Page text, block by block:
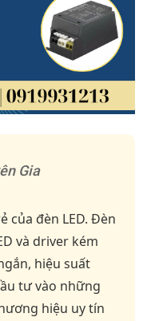
Gia
của đèn LED. Đèn
và driver kém
hiệu suất
tư vào những
hiệu uy tín